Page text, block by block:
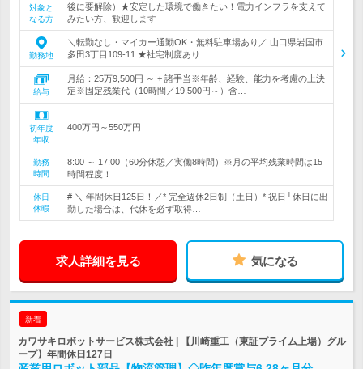
対象と
なる方
後に要解除）★安定した環境で働きたい！電力インフラを支えて
みたい方、歓迎します
勤務地
＼転勤なし・マイカー通勤OK・無料駐車場あり／ 山口県岩国市
多田3丁目109-11 ★社宅制度あり…
給与
月給：25万9,500円 ～ + 諸手当※年齢、経験、能力を考慮の上決
定※固定残業代（10時間／19,500円～）含…
初年度
年収
400万円～550万円
勤務
時間
8:00 ～ 17:00（60分休憩／実働8時間）※月の平均残業時間は15
時間程度！
休日
休暇
# ＼ 年間休日125日！／* 完全週休2日制（土日）* 祝日└休日に出
勤した場合は、代休を必ず取得…
求人詳細を見る 気になる
新着
カワサキロボットサービス株式会社 | 【川崎重工（東証プライム上場）グル
ープ】年間休日127日